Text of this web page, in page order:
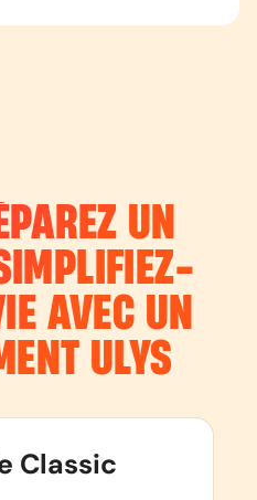
PLUS
UN
AVEC UN
ULYS
Classic